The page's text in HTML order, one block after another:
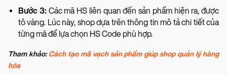
Bước 3: Các mã HS liên quan đến sản phẩm hiện ra, được
tô vàng. Lúc này, shop dựa trên thông tin mô tả chi tiết của
từng mã để lựa chọn HS Code phù hợp.
Tham khảo:Cách tạo mã vạch sản phẩm giúp shop quản lý hàng
hóa